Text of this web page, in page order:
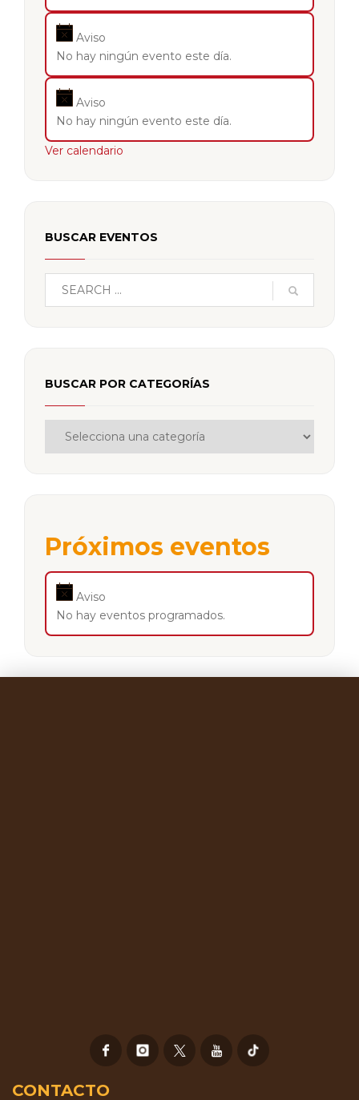
Aviso
No hay ningún evento este día.
Aviso
No hay ningún evento este día.
Ver calendario
BUSCAR EVENTOS
BUSCAR POR CATEGORÍAS
Próximos eventos
Aviso
No hay eventos programados.
CONTACTO